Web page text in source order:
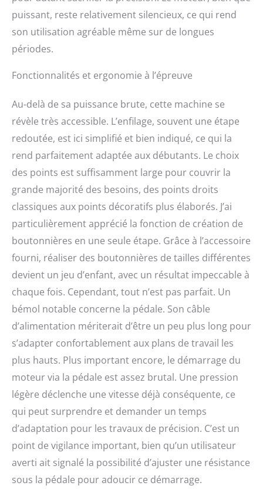
puissant, reste relativement silencieux, ce qui rend
son utilisation agréable même sur de longues
périodes.
Fonctionnalités et ergonomie à l’épreuve
Au-delà de sa puissance brute, cette machine se
révèle très accessible. L’enfilage, souvent une étape
redoutée, est ici simplifié et bien indiqué, ce qui la
rend parfaitement adaptée aux débutants. Le choix
des points est suffisamment large pour couvrir la
grande majorité des besoins, des points droits
classiques aux points décoratifs plus élaborés. J’ai
particulièrement apprécié la fonction de création de
boutonnières en une seule étape. Grâce à l’accessoire
fourni, réaliser des boutonnières de tailles différentes
devient un jeu d’enfant, avec un résultat impeccable à
chaque fois. Cependant, tout n’est pas parfait. Un
bémol notable concerne la pédale. Son câble
d’alimentation mériterait d’être un peu plus long pour
s’adapter confortablement aux plans de travail les
plus hauts. Plus important encore, le démarrage du
moteur via la pédale est assez brutal. Une pression
légère déclenche une vitesse déjà conséquente, ce
qui peut surprendre et demander un temps
d’adaptation pour les travaux de précision. C’est un
point de vigilance important, bien qu’un utilisateur
averti ait signalé la possibilité d’ajuster une résistance
sous la pédale pour adoucir ce démarrage.